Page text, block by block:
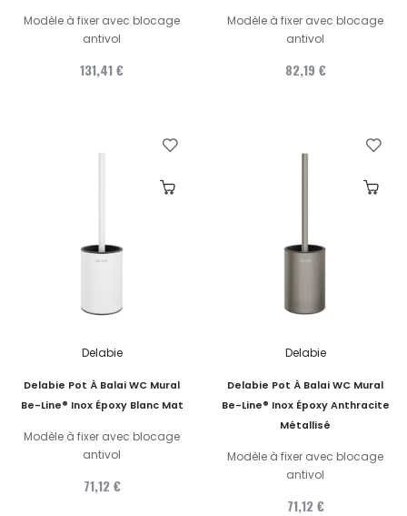
Modèle à fixer avec blocage
antivol
131,41 €
Modèle à fixer avec blocage
antivol
82,19 €
Delabie
Delabie Pot À Balai WC Mural
Be-Line® Inox Époxy Blanc Mat
Modèle à fixer avec blocage
antivol
71,12 €
Delabie
Delabie Pot À Balai WC Mural
Be-Line® Inox Époxy Anthracite
Métallisé
Modèle à fixer avec blocage
antivol
71,12 €